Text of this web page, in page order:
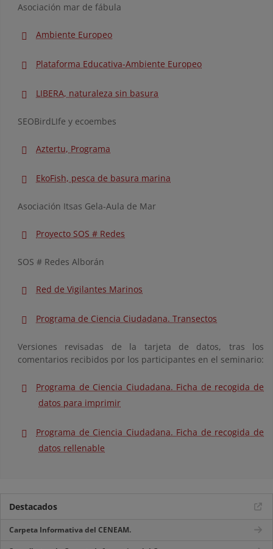
Asociación mar de fábula
Ambiente Europeo
Plataforma Educativa-Ambiente Europeo
LIBERA, naturaleza sin basura
SEOBirdLIfe y ecoembes
Aztertu, Programa
EkoFish, pesca de basura marina
Asociación Itsas Gela-Aula de Mar
Proyecto SOS # Redes
SOS # Redes Alborán
Red de Vigilantes Marinos
Programa de Ciencia Ciudadana. Transectos
Versiones revisadas de la tarjeta de datos, tras los
comentarios recibidos por los participantes en el seminario:
Programa de Ciencia Ciudadana. Ficha de recogida de
datos para imprimir
Programa de Ciencia Ciudadana. Ficha de recogida de
datos rellenable
Destacados
Carpeta Informativa del CENEAM.